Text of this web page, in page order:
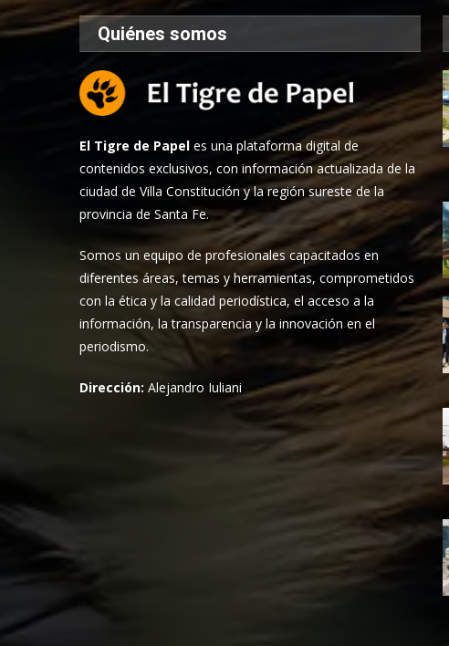
Quiénes somos
El Tigre de Papel es una plataforma digital de
contenidos exclusivos, con información actualizada de la
ciudad de Villa Constitución y la región sureste de la
provincia de Santa Fe.
Somos un equipo de profesionales capacitados en
diferentes áreas, temas y herramientas, comprometidos
con la ética y la calidad periodística, el acceso a la
información, la transparencia y la innovación en el
periodismo.
Dirección:Alejandro Iuliani